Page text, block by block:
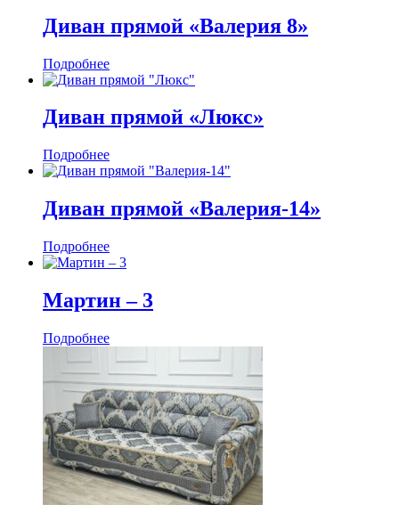
Диван прямой «Валерия 8»
Подробнее
Диван прямой «Люкс»
Подробнее
Диван прямой «Валерия-14»
Подробнее
Мартин ‒ 3
Подробнее